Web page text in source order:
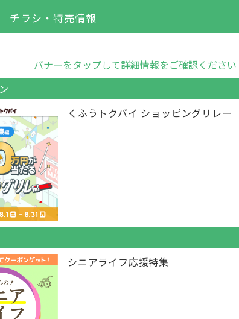
チラシ・特売情報
バナーをタップして詳細情報をご確認ください
くふうトクバイ ショッピングリレー
シニアライフ応援特集